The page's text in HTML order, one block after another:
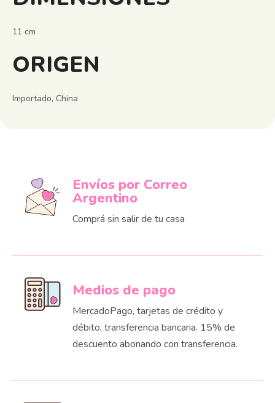
11 cm
ORIGEN
Importado, China
Envíos por Correo
Argentino
Comprá sin salir de tu casa
Medios de pago
MercadoPago, tarjetas de crédito y
débito, transferencia bancaria. 15% de
descuento abonando con transferencia.